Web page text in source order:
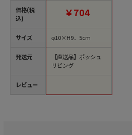
価格(税
込)
サイズ
発送元
レビュー
【直送品】￥704
φ10×H9．5cm
【直送品】ポッシュ
リビング